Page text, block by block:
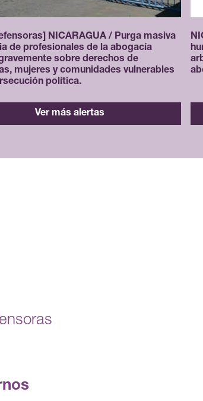
NICARAGUA / Purga masiva
de profesionales de la abogacía
sobre derechos de
mujeres y comunidades vulnerables
política.
Ver más alertas